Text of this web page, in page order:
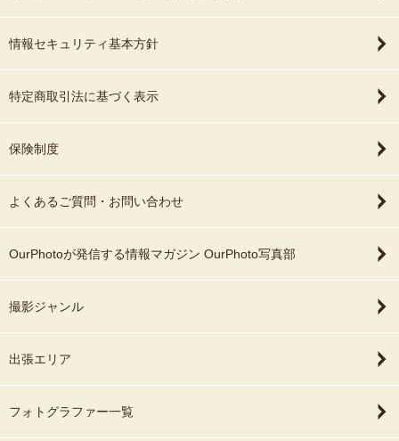
情報セキュリティ基本方針
特定商取引法に基づく表示
保険制度
よくあるご質問・お問い合わせ
OurPhotoが発信する情報マガジン OurPhoto写真部
撮影ジャンル
出張エリア
フォトグラファー一覧